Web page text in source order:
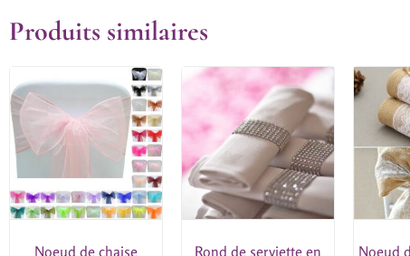
Produits similaires
Noeud de chaise Rond de serviette en Noeud